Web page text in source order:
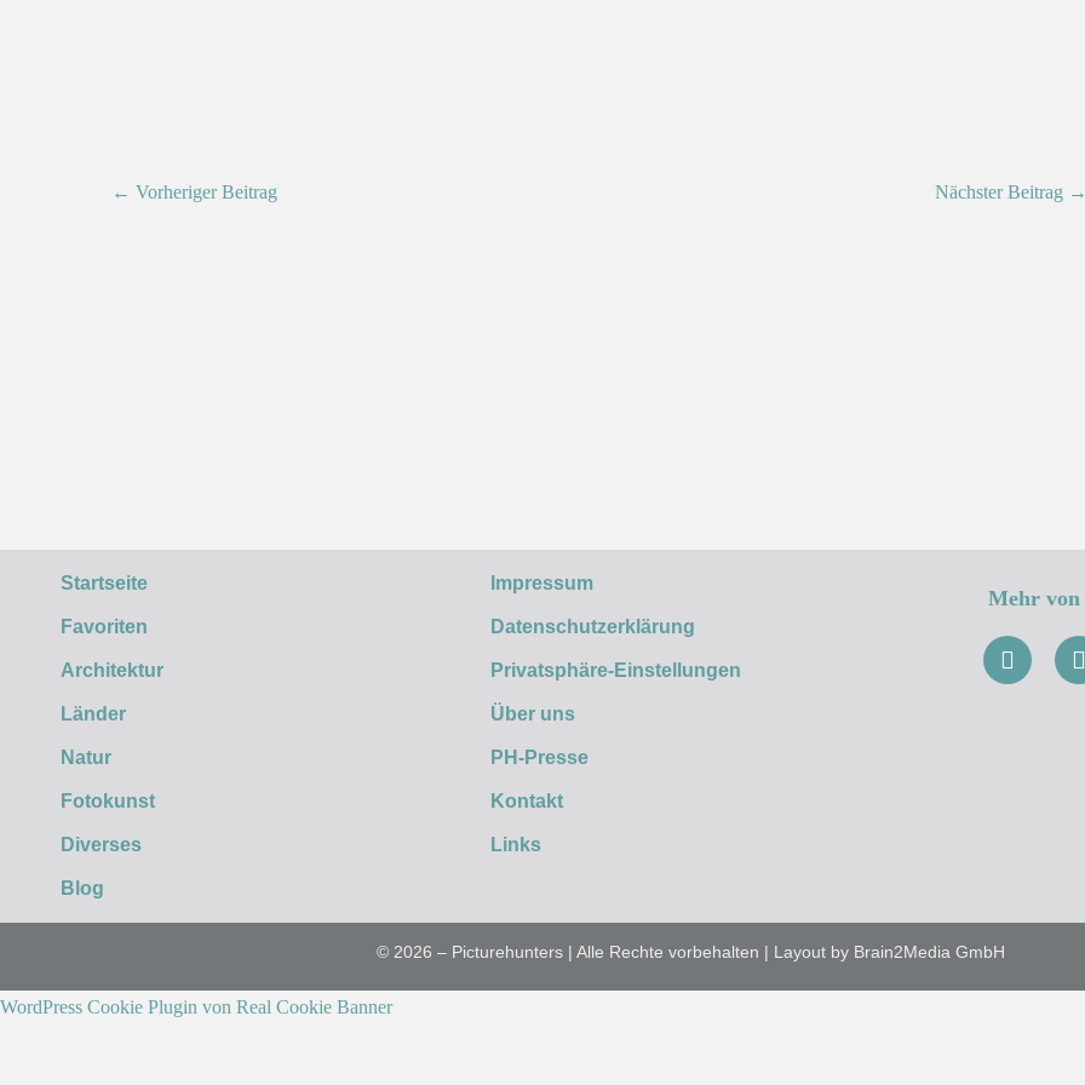
← Vorheriger Beitrag Nächster Beitrag →
Startseite
Favoriten
Architektur
Länder
Natur
Fotokunst
Diverses
Blog
Impressum
Datenschutzerklärung
Privatsphäre-Einstellungen
Über uns
PH-Presse
Kontakt
Links
Mehr von
© 2026 – Picturehunters | Alle Rechte vorbehalten | Layout by Brain2Media GmbH
WordPress Cookie Plugin von Real Cookie Banner